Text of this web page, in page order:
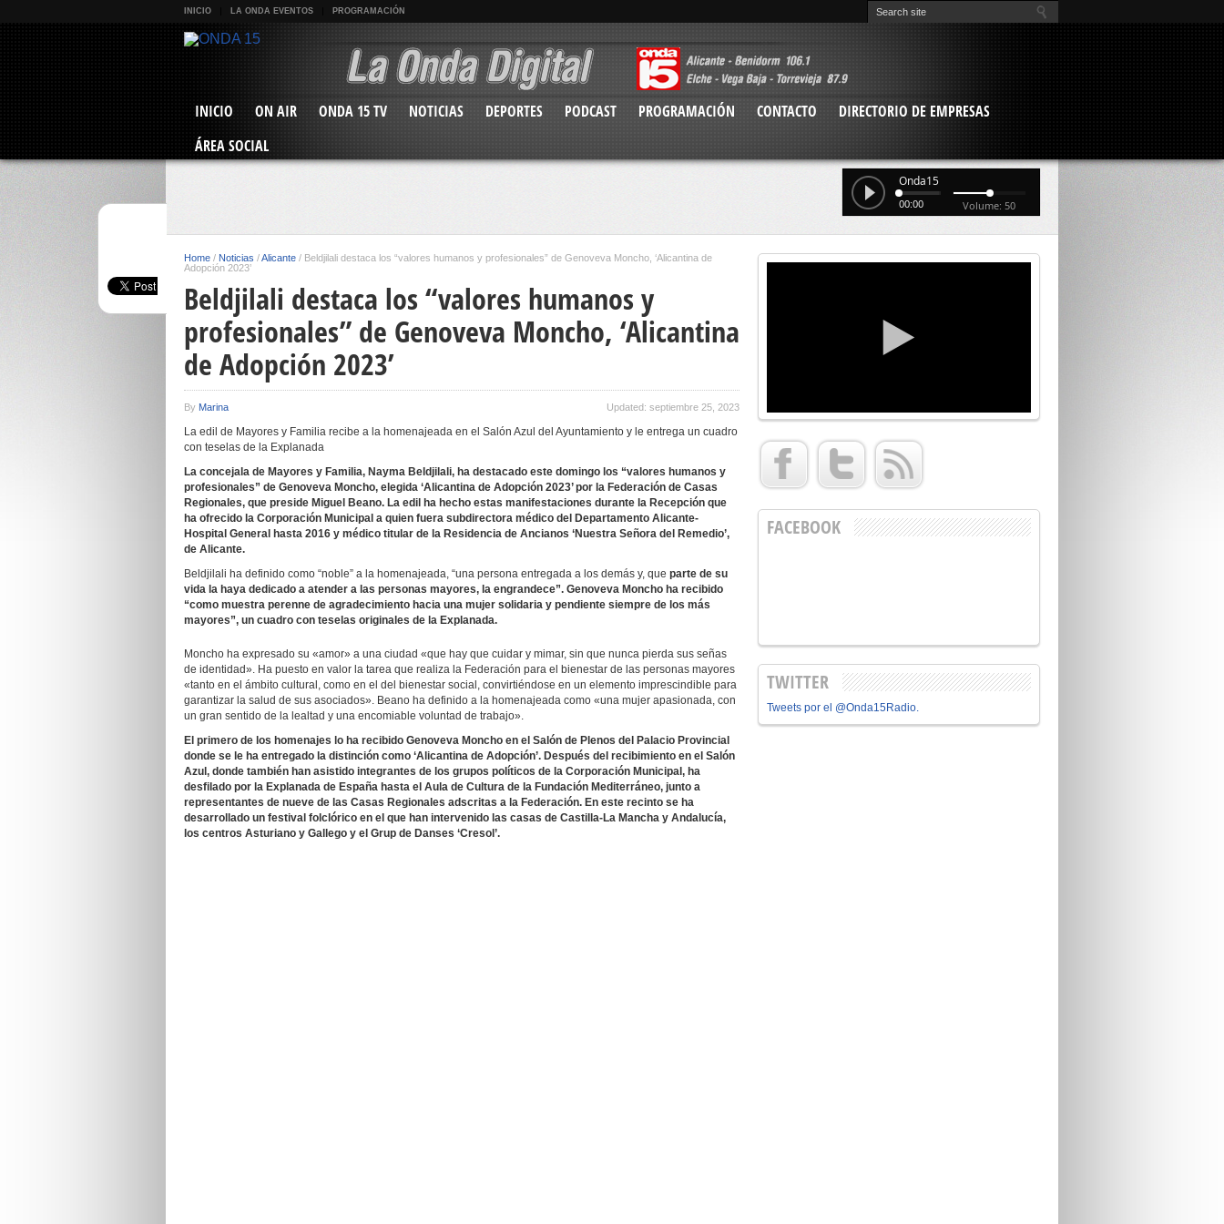
INICIO LA ONDA EVENTOS PROGRAMACIÓN
INICIO ON AIR ONDA 15 TV NOTICIAS DEPORTES PODCAST PROGRAMACIÓN CONTACTO
DIRECTORIO DE EMPRESAS
ÁREA SOCIAL
Onda15
00:00 Volume: 50
Home / Noticias /Alicante / Beldjilali destaca los “valores humanos y profesionales” de Genoveva Moncho, ‘Alicantina de
Adopción 2023’
Beldjilali destaca los “valores humanos y
profesionales” de Genoveva Moncho, ‘Alicantina
de Adopción 2023’
By Marina Updated: septiembre 25, 2023
La edil de Mayores y Familia recibe a la homenajeada en el Salón Azul del Ayuntamiento y le entrega un cuadro
con teselas de la Explanada
La concejala de Mayores y Familia, Nayma Beldjilali, ha destacado este domingo los “valores humanos y
profesionales” de Genoveva Moncho, elegida ‘Alicantina de Adopción 2023’ por la Federación de Casas
Regionales, que preside Miguel Beano. La edil ha hecho estas manifestaciones durante la Recepción que
ha ofrecido la Corporación Municipal a quien fuera subdirectora médico del Departamento Alicante-
Hospital General hasta 2016 y médico titular de la Residencia de Ancianos ‘Nuestra Señora del Remedio’,
de Alicante.
Beldjilali ha definido como “noble” a la homenajeada, “una persona entregada a los demás y, que parte de su
vida la haya dedicado a atender a las personas mayores, la engrandece”. Genoveva Moncho ha recibido
“como muestra perenne de agradecimiento hacia una mujer solidaria y pendiente siempre de los más
mayores”, un cuadro con teselas originales de la Explanada.
Moncho ha expresado su «amor» a una ciudad «que hay que cuidar y mimar, sin que nunca pierda sus señas
de identidad». Ha puesto en valor la tarea que realiza la Federación para el bienestar de las personas mayores
«tanto en el ámbito cultural, como en el del bienestar social, convirtiéndose en un elemento imprescindible para
garantizar la salud de sus asociados». Beano ha definido a la homenajeada como «una mujer apasionada, con
un gran sentido de la lealtad y una encomiable voluntad de trabajo».
El primero de los homenajes lo ha recibido Genoveva Moncho en el Salón de Plenos del Palacio Provincial
donde se le ha entregado la distinción como ‘Alicantina de Adopción’. Después del recibimiento en el Salón
Azul, donde también han asistido integrantes de los grupos políticos de la Corporación Municipal, ha
desfilado por la Explanada de España hasta el Aula de Cultura de la Fundación Mediterráneo, junto a
representantes de nueve de las Casas Regionales adscritas a la Federación. En este recinto se ha
desarrollado un festival folclórico en el que han intervenido las casas de Castilla-La Mancha y Andalucía,
los centros Asturiano y Gallego y el Grup de Danses ‘Cresol’.
FACEBOOK
TWITTER
Tweets por el @Onda15Radio.